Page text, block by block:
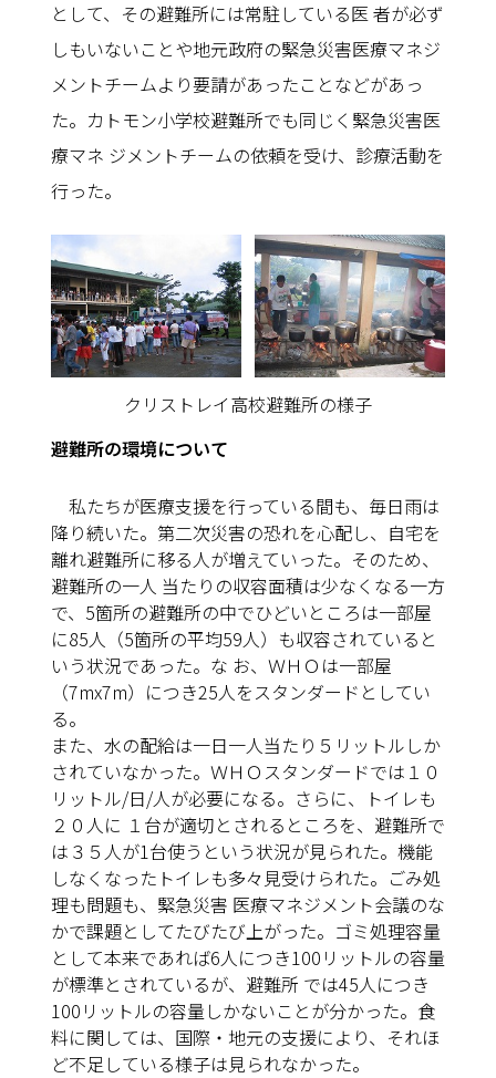
として、その避難所には常駐している医 者が必ず
しもいないことや地元政府の緊急災害医療マネジ
メントチームより要請があったことなどがあっ
た。カトモン小学校避難所でも同じく緊急災害医
療マネ ジメントチームの依頼を受け、診療活動を
行った。
クリストレイ高校避難所の様子
避難所の環境について
私たちが医療支援を行っている間も、毎日雨は
降り続いた。第二次災害の恐れを心配し、自宅を
離れ避難所に移る人が増えていった。そのため、
避難所の一人 当たりの収容面積は少なくなる一方
で、5箇所の避難所の中でひどいところは一部屋
に85人（5箇所の平均59人）も収容されていると
いう状況であった。な お、ＷＨＯは一部屋
（7mx7m）につき25人をスタンダードとしてい
る。
また、水の配給は一日一人当たり５リットルしか
されていなかった。ＷＨＯスタンダードでは１０
リットル/日/人が必要になる。さらに、トイレも
２０人に １台が適切とされるところを、避難所で
は３５人が1台使うという状況が見られた。機能
しなくなったトイレも多々見受けられた。ごみ処
理も問題も、緊急災害 医療マネジメント会議のな
かで課題としてたびたび上がった。ゴミ処理容量
として本来であれば6人につき100リットルの容量
が標準とされているが、避難所 では45人につき
100リットルの容量しかないことが分かった。食
料に関しては、国際・地元の支援により、それほ
ど不足している様子は見られなかった。